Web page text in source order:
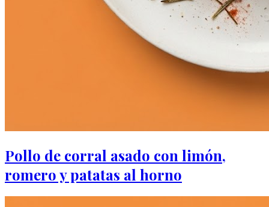
Pollo de corral asado con limón,
romero y patatas al horno